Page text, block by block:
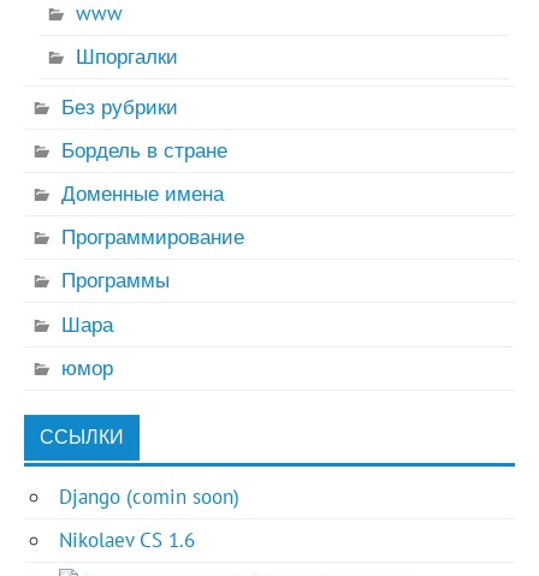
www
Шпоргалки
Без рубрики
Бордель в стране
Доменные имена
Программирование
Программы
Шара
юмор
ССЫЛКИ
Django (comin soon)
Nikolaev CS 1.6